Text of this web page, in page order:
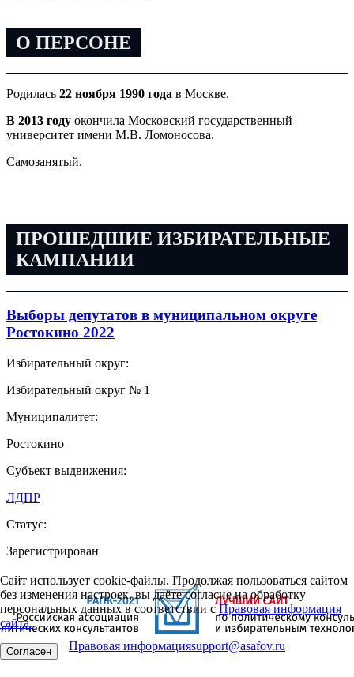
О ПЕРСОНЕ
Родилась 22 ноября 1990 года в Москве.
В 2013 году окончила Московский государственный
университет имени М.В. Ломоносова.
Самозанятый.
ПРОШЕДШИЕ ИЗБИРАТЕЛЬНЫЕ
КАМПАНИИ
Выборы депутатов в муниципальном округе
Ростокино 2022
Избирательный округ:
Избирательный округ № 1
Муниципалитет:
Ростокино
Субъект выдвижения:
ЛДПР
Статус:
Зарегистрирован
Сайт использует cookie-файлы. Продолжая пользоваться сайтом
без изменения настроек, вы даёте согласие на обработку
персональных данных в соответствии сПравовая информация
сайта.
Согласен Правовая информацияsupport@asafov.ru